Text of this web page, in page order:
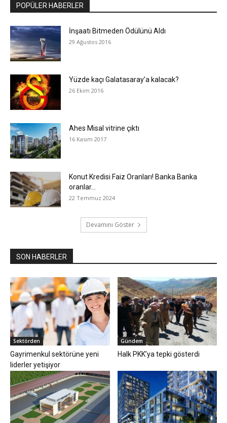
POPÜLER HABERLER
İnşaatı Bitmeden Ödülünü Aldı
29 Ağustos 2016
Yüzde kaçı Galatasaray’a kalacak?
26 Ekim 2016
Ahes Misal vitrine çıktı
16 Kasım 2017
Konut Kredisi Faiz Oranları! Banka Banka
oranlar…
22 Temmuz 2024
Devamını Göster
SON HABERLER
Sektörden
Gayrimenkul sektörüne yeni
liderler yetişiyor
Gündem
Halk PKK’ya tepki gösterdi